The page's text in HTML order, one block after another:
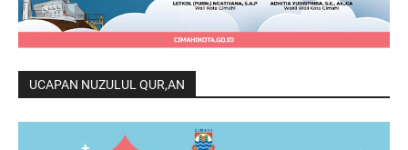
UCAPAN NUZULUL QUR,AN